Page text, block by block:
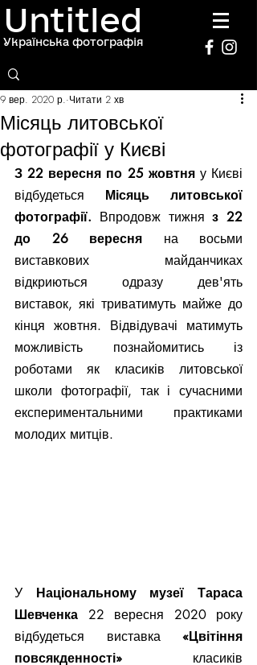
Untitled
Українська фотографія
Місяць литовської
фотографії у Києві
9 вер. 2020 р. Читати 2 хв
З 22 вересня по 25 жовтня у Києві
відбудеться Місяць литовської
фотографії. Впродовж тижня з 22
до 26 вересня на восьми
виставкових майданчиках
відкриються одразу дев'ять
виставок, які триватимуть майже до
кінця жовтня. Відвідувачі матимуть
можливість познайомитись із
роботами як класиків литовської
школи фотографії, так і сучасними
експериментальними практиками
молодих митців.
У Національному музеї Тараса
Шевченка 22 вересня 2020 року
відбудеться виставка «Цвітіння
повсякденності» класиків